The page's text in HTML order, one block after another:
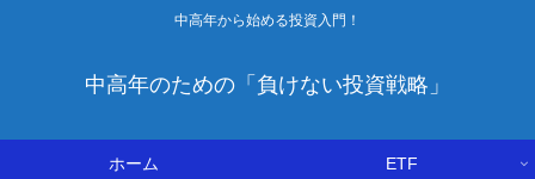
中高年から始める投資入門！
中高年のための「負けない投資戦略」
ホーム ETF